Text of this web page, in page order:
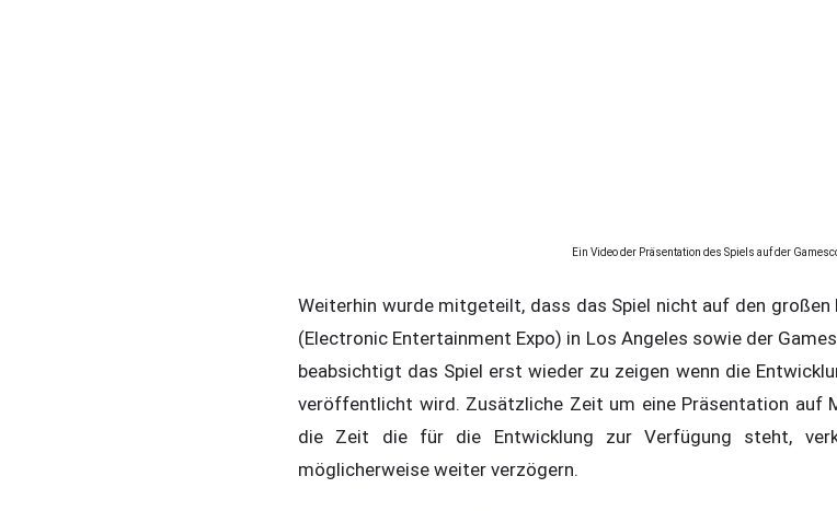
Ein Video der Präsentation des Spiels auf der
Weiterhin wurde mitgeteilt, dass das Spiel nicht auf den großen
(Electronic Entertainment Expo) in Los Angeles sowie der
beabsichtigt das Spiel erst wieder zu zeigen wenn die
veröffentlicht wird. Zusätzliche Zeit um eine Präsentation auf
die Zeit die für die Entwicklung zur Verfügung steht,
möglicherweise weiter verzögern.